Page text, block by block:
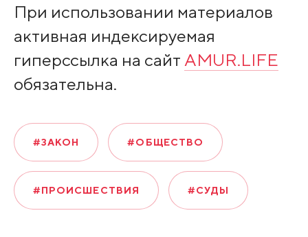
При использовании материалов
активная индексируемая
гиперссылка на сайт AMUR.LIFE
обязательна.
#ЗАКОН #ОБЩЕСТВО
#ПРОИСШЕСТВИЯ #СУДЫ